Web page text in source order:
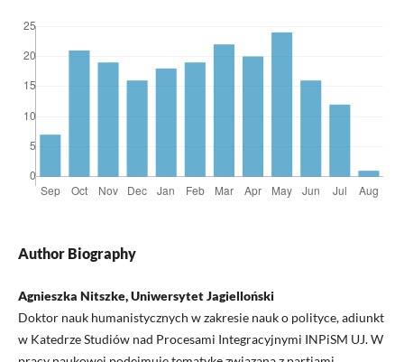
Author Biography
Agnieszka Nitszke, Uniwersytet Jagielloński
Doktor nauk humanistycznych w zakresie nauk o polityce, adiunkt
w Katedrze Studiów nad Procesami Integracyjnymi INPiSM UJ. W